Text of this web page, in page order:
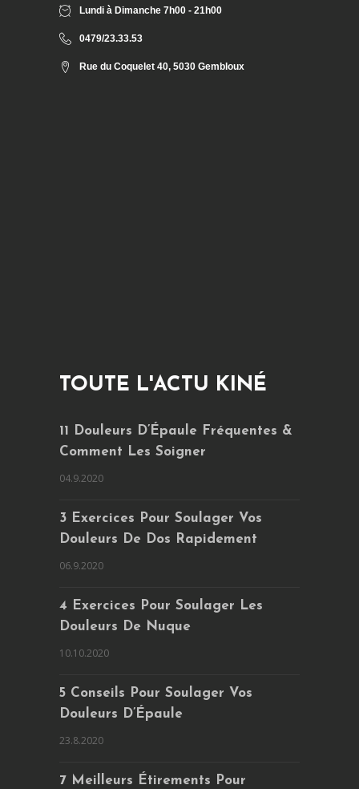
Lundi à Dimanche 7h00 - 21h00
0479/23.33.53
Rue du Coquelet 40, 5030 Gembloux
TOUTE L'ACTU KINÉ
11 Douleurs D’Épaule Fréquentes &
Comment Les Soigner
04.9.2020
3 Exercices Pour Soulager Vos
Douleurs De Dos Rapidement
06.9.2020
4 Exercices Pour Soulager Les
Douleurs De Nuque
10.10.2020
5 Conseils Pour Soulager Vos
Douleurs D’Épaule
23.8.2020
7 Meilleurs Étirements Pour